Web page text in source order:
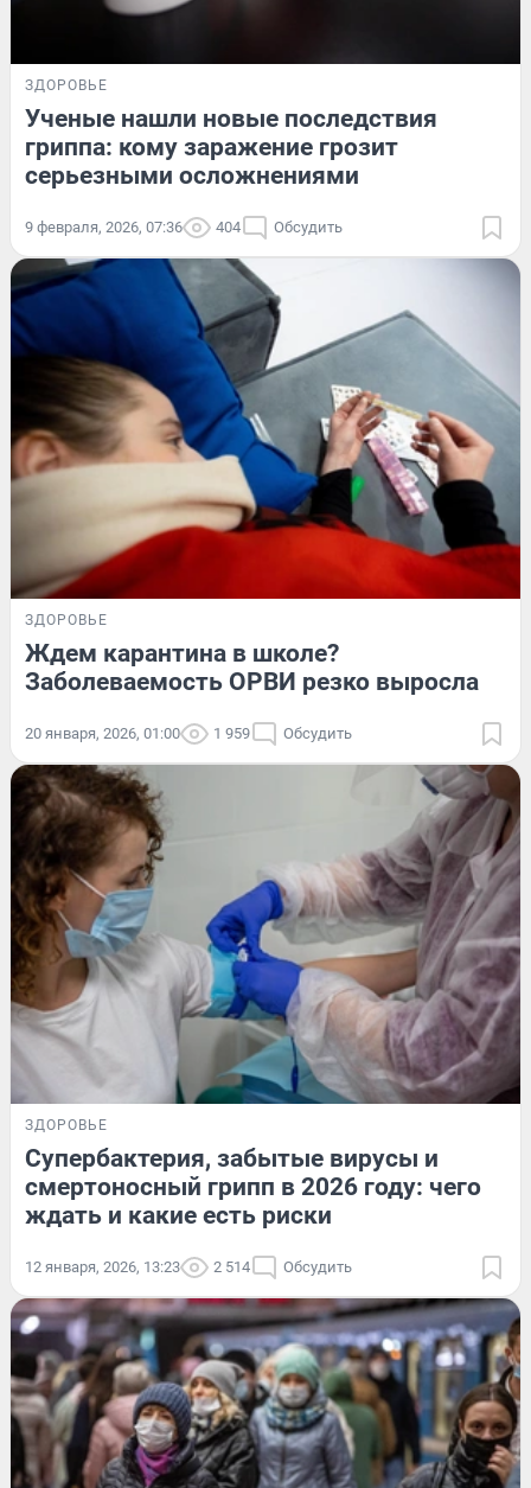
ЗДОРОВЬЕ
Ученые нашли новые последствия
гриппа: кому заражение грозит
серьезными осложнениями
9 февраля, 2026, 07:36 404 Обсудить
ЗДОРОВЬЕ
Ждем карантина в школе?
Заболеваемость ОРВИ резко выросла
20 января, 2026, 01:00 1 959 Обсудить
ЗДОРОВЬЕ
Супербактерия, забытые вирусы и
смертоносный грипп в 2026 году: чего
ждать и какие есть риски
12 января, 2026, 13:23 2 514 Обсудить